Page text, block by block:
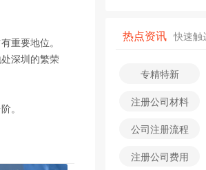
重要地位。
深圳的繁荣
。
热点资讯 快速触
专精特新
注册公司材料
公司注册流程
注册公司费用